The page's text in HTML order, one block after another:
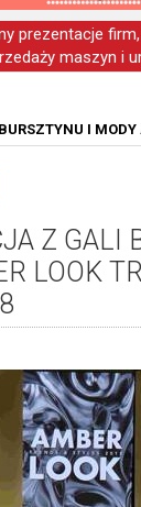
prezentacje
maszyn i
I
Z GALI
LOOK